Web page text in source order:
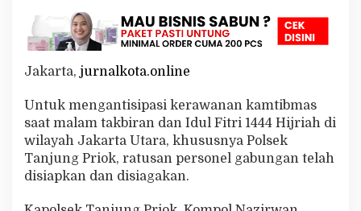
n
M
a
a
T
k
b
i
r
n
Jakarta, jurnalkota.online
Untuk mengantisipasi kerawanan kamtibmas
saat malam takbiran dan Idul Fitri 1444 Hijriah di
wilayah Jakarta Utara, khususnya Polsek
Tanjung Priok, ratusan personel gabungan telah
disiapkan dan disiagakan.